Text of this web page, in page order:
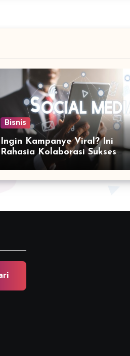
Bisnis
Ingin Kampanye Viral? Ini
Rahasia Kolaborasi Sukses
Bersama Social Media
Marketing Agency